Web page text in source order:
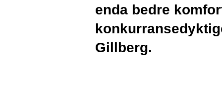
enda bedre
Gillberg.